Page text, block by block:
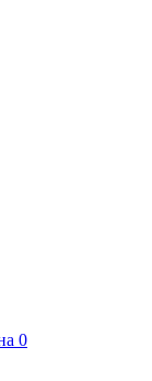
0